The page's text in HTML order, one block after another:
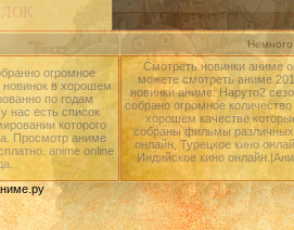
огромное
новинок в хорошем
по годам
нас есть список
которого
Просмотр аниме
anime online
Смотреть новинки аниме
можете смотреть аниме
новинки аниме: Наруто2
собрано огромное
хорошем качестве
собраны фильмы различных
онлайн, Турецкое кино
Индийское кино